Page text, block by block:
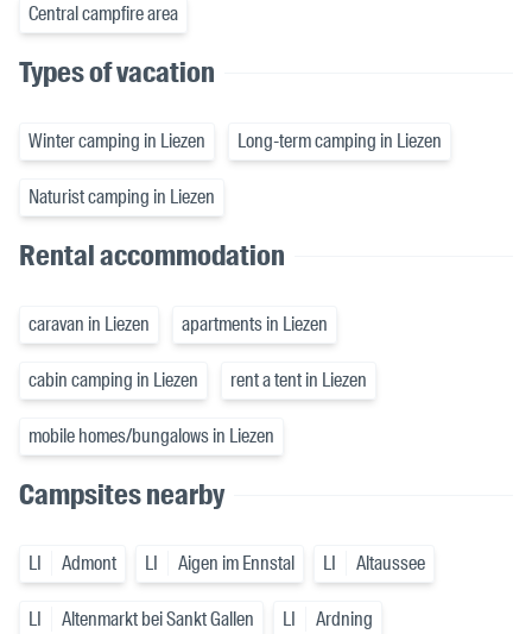
Central campfire area
Types of vacation
Winter camping in Liezen Long-term camping in Liezen
Naturist camping in Liezen
Rental accommodation
caravan in Liezen apartments in Liezen
cabin camping in Liezen rent a tent in Liezen
mobile homes/bungalows in Liezen
Campsites nearby
LI Admont LI Aigen im Ennstal LI Altaussee
LI Altenmarkt bei Sankt Gallen LI Ardning